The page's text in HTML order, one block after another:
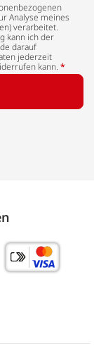
Analyse meines
verarbeitet.
kann ich der
darauf
jederzeit
kann. *